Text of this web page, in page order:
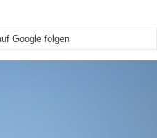
Google folgen